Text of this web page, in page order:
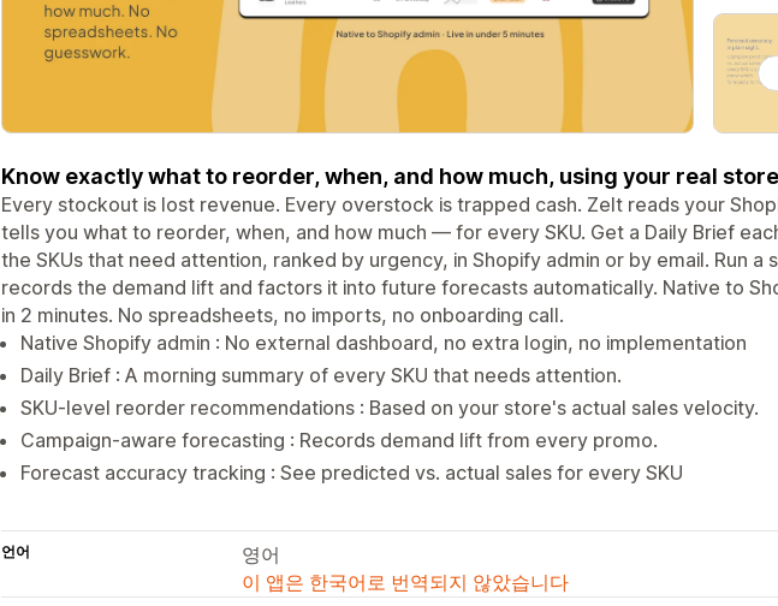
Know exactly what to reorder, when, and how much, using your real
Every stockout is lost revenue. Every overstock is trapped cash. Zelt reads your
tells you what to reorder, when, and how much — for every SKU. Get a Daily Brief
the SKUs that need attention, ranked by urgency, in Shopify admin or by email. Run a
records the demand lift and factors it into future forecasts automatically. Native to
in 2 minutes. No spreadsheets, no imports, no onboarding call.
Native Shopify admin : No external dashboard, no extra login, no implementation
Daily Brief : A morning summary of every SKU that needs attention.
SKU-level reorder recommendations : Based on your store's actual sales velocity.
Campaign-aware forecasting : Records demand lift from every promo.
Forecast accuracy tracking : See predicted vs. actual sales for every SKU
언어
영어
이 앱은 한국어로 번역되지 않았습니다